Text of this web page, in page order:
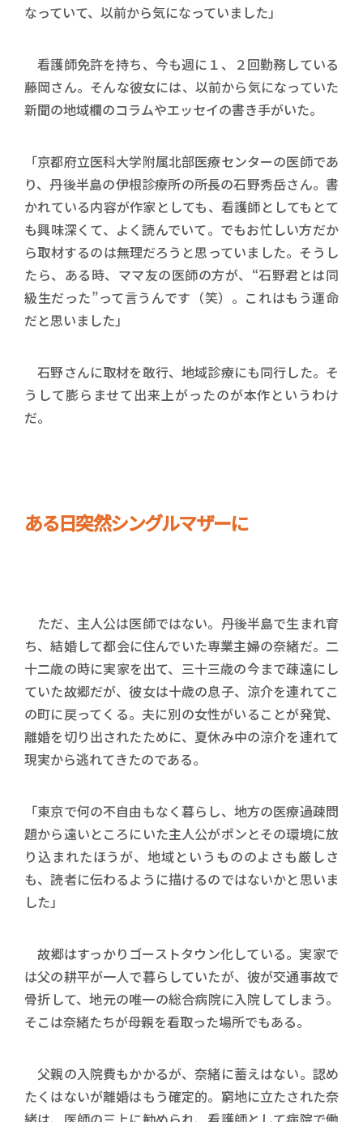
なっていて、以前から気になっていました」
看護師免許を持ち、今も週に１、２回勤務している
藤岡さん。そんな彼女には、以前から気になっていた
新聞の地域欄のコラムやエッセイの書き手がいた。
「京都府立医科大学附属北部医療センターの医師であ
り、丹後半島の伊根診療所の所長の石野秀岳さん。書
かれている内容が作家としても、看護師としてもとて
も興味深くて、よく読んでいて。でもお忙しい方だか
ら取材するのは無理だろうと思っていました。そうし
たら、ある時、ママ友の医師の方が、“石野君とは同
級生だった”って言うんです（笑）。これはもう運命
だと思いました」
石野さんに取材を敢行、地域診療にも同行した。そ
うして膨らませて出来上がったのが本作というわけ
だ。
ある日突然シングルマザーに
ただ、主人公は医師ではない。丹後半島で生まれ育
ち、結婚して都会に住んでいた専業主婦の奈緒だ。二
十二歳の時に実家を出て、三十三歳の今まで疎遠にし
ていた故郷だが、彼女は十歳の息子、涼介を連れてこ
の町に戻ってくる。夫に別の女性がいることが発覚、
離婚を切り出されたために、夏休み中の涼介を連れて
現実から逃れてきたのである。
「東京で何の不自由もなく暮らし、地方の医療過疎問
題から遠いところにいた主人公がポンとその環境に放
り込まれたほうが、地域というもののよさも厳しさ
も、読者に伝わるように描けるのではないかと思いま
した」
故郷はすっかりゴーストタウン化している。実家で
は父の耕平が一人で暮らしていたが、彼が交通事故で
骨折して、地元の唯一の総合病院に入院してしまう。
そこは奈緒たちが母親を看取った場所でもある。
父親の入院費もかかるが、奈緒に蓄えはない。認め
たくはないが離婚はもう確定的。窮地に立たされた奈